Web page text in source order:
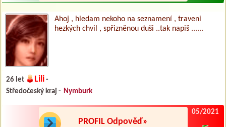
Ahoj , hledam nekoho na seznamení , traveni
hezkých chvil , spřizněnou duši ..tak napiš ......
26 let Lili -
Středočeský kraj - Nymburk
PROFIL Odpověď»
05/2021